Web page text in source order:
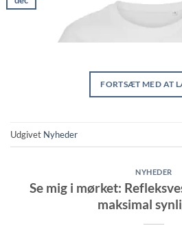
FORTSÆT MED AT
Udgivet Nyheder
NYHEDER
Se mig i mørket:
maksimal